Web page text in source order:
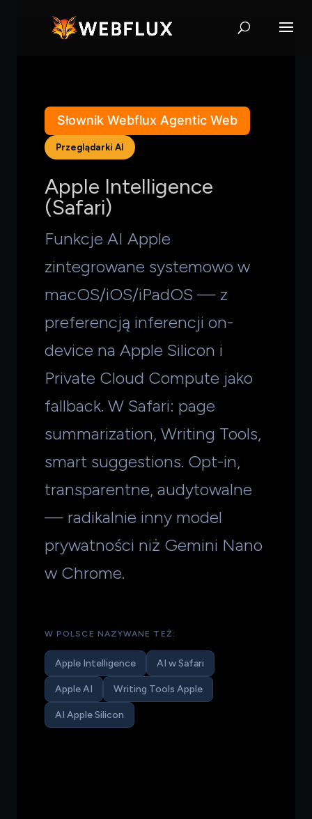
Słownik Webflux Agentic Web
Przeglądarki AI
Apple Intelligence
(Safari)
Funkcje AI Apple
zintegrowane systemowo w
macOS/iOS/iPadOS — z
preferencją inferencji on-
device na Apple Silicon i
Private Cloud Compute jako
fallback. W Safari: page
summarization, Writing Tools,
smart suggestions. Opt-in,
transparentne, audytowalne
— radikalnie inny model
prywatności niż Gemini Nano
w Chrome.
W POLSCE NAZYWANE TEŻ:
Apple Intelligence AI w Safari
Apple AI Writing Tools Apple
AI Apple Silicon